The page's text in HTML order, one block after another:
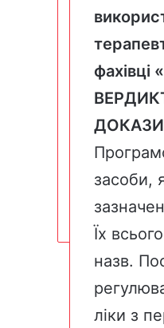
фахівці
ДОКАЗИ
засоби,
Їх всього
назв.
ліки з